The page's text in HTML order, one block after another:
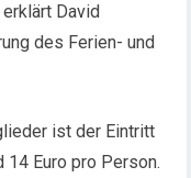
erklärt David
des Ferien- und
ist der Eintritt
Euro pro Person.